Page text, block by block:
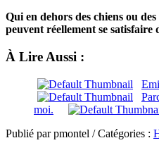
Qui en dehors des chiens ou
peuvent réellement se satisfaire
À Lire Aussi :
moi.
Publié par pmontel / Catégories :